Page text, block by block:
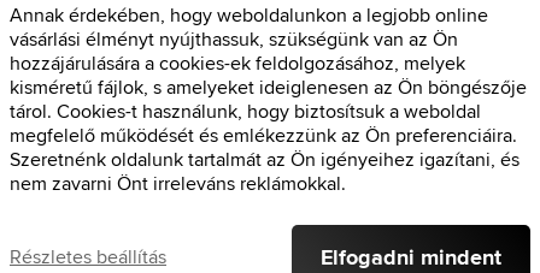
A bevételi nyilvántartás törvénye szerint az eladó köteles számlát kiállítani a
Annak érdekében, hogy weboldalunkon a legjobb online
vásárlási élményt nyújthassuk, szükségünk van az Ön
hozzájárulására a cookies-ek feldolgozásához, melyek
kisméretű fájlok, s amelyeket ideiglenesen az Ön böngészője
tárol. Cookies-t használunk, hogy biztosítsuk a weboldal
megfelelő működését és emlékezzünk az Ön preferenciáira.
Szeretnénk oldalunk tartalmát az Ön igényeihez igazítani, és
nem zavarni Önt irreleváns reklámokkal.
Részletes beállítás Elfogadni mindent